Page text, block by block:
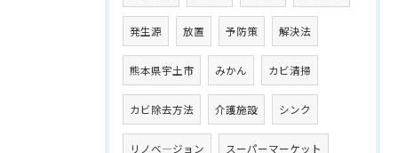
発生源 放置 予防策 解決法
熊本県宇土市 みかん カビ清掃
カビ除去方法 介護施設 シンク
リノベ―ジョン スーパーマーケット